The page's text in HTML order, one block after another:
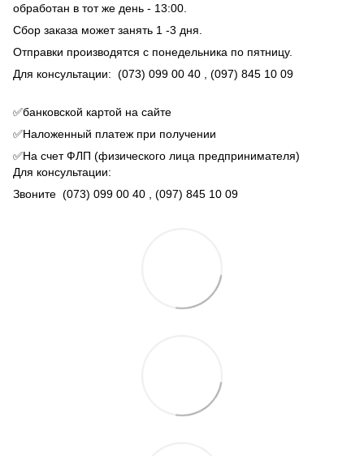
обработан в тот же день - 13:00.
Сбор заказа может занять 1 -3 дня.
Отправки производятся с понедельника по пятницу.
Для консультации: (073) 099 00 40 , (097) 845 10 09
✅банковской картой на сайте
✅Наложенный платеж при получении
✅На счет ФЛП (физического лица предпринимателя)
Для консультации:
Звоните (073) 099 00 40 , (097) 845 10 09